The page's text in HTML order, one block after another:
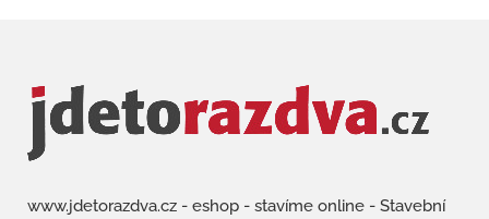
www.jdetorazdva.cz - eshop - stavíme online - Stavební